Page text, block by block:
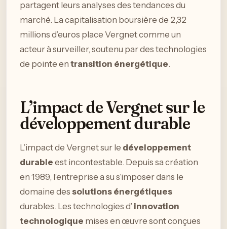
partagent leurs analyses des tendances du
marché. La capitalisation boursière de 2,32
millions d’euros place Vergnet comme un
acteur à surveiller, soutenu par des technologies
de pointe en transition énergétique.
L’impact de Vergnet sur le
développement durable
L’impact de Vergnet sur le développement
durable est incontestable. Depuis sa création
en 1989, l’entreprise a su s’imposer dans le
domaine des solutions énergétiques
durables. Les technologies d’ innovation
technologique mises en œuvre sont conçues